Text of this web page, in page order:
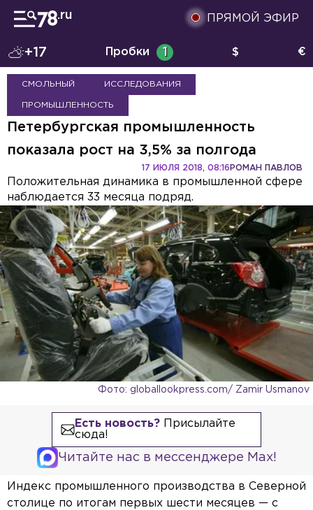
ПРЯМОЙ ЭФИР
+17 Пробки 1 $ €
СМОЛЬНЫЙ ИССЛЕДОВАНИЯ
ПРОМЫШЛЕННОСТЬ
Петербургская промышленность
показала рост на 3,5% за полгода
РОМАН ПАВЛОВ
17 ИЮЛЯ 2018, 08:16
Положительная динамика в промышленной сфере
наблюдается 33 месяца подряд.
Фото: globallookpress.com/ Zamir Usmanov
Есть новость?Присылайте
сюда!
Читайте нас в мессенджере Max!
Индекс промышленного производства в Северной
столице по итогам первых шести месяцев — с